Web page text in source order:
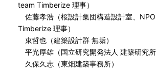
team Timberize 理事）
佐藤孝浩（桜設計集団構造設計室、
Timberize 理事）
東哲也（建築設計群 無垢）
平光厚雄（国立研究開発法人 建築研究所
久保久志（東畑建築事務所）